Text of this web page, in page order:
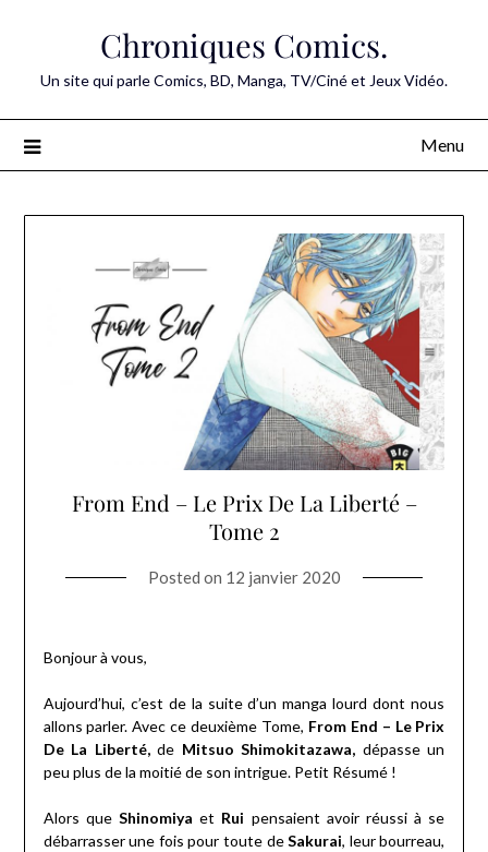
Chroniques Comics.
Un site qui parle Comics, BD, Manga, TV/Ciné et Jeux Vidéo.
Menu
From End – Le Prix De La Liberté –
Tome 2
Posted on 12 janvier 2020
Bonjour à vous,
Aujourd’hui, c’est de la suite d’un manga lourd dont nous
allons parler. Avec ce deuxième Tome, From End – Le Prix
De La Liberté,de Mitsuo Shimokitazawa, dépasse un
peu plus de la moitié de son intrigue. Petit Résumé !
Alors que Shinomiya et Rui pensaient avoir réussi à se
débarrasser une fois pour toute deSakurai, leur bourreau,